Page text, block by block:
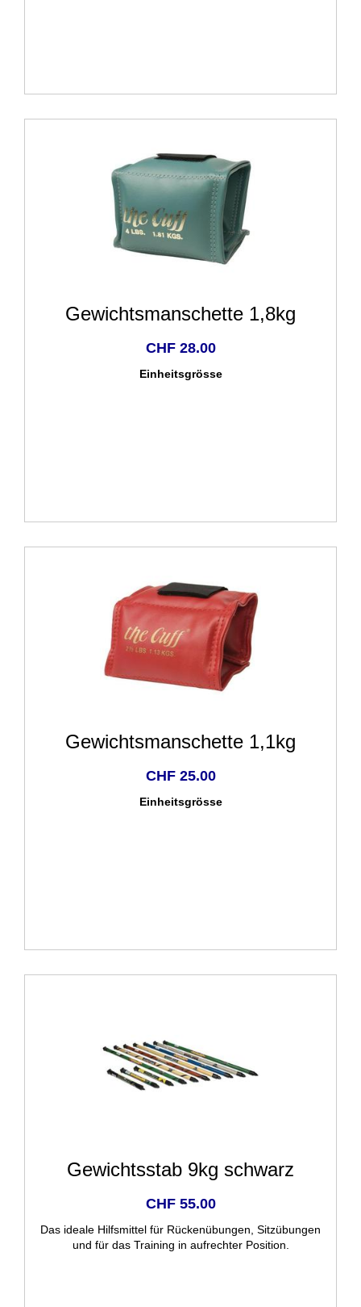
Gewichtsmanschette 1,8kg
CHF 28.00
Einheitsgrösse
Gewichtsmanschette 1,1kg
CHF 25.00
Einheitsgrösse
Gewichtsstab 9kg schwarz
CHF 55.00
Das ideale Hilfsmittel für Rückenübungen, Sitzübungen
und für das Training in aufrechter Position.